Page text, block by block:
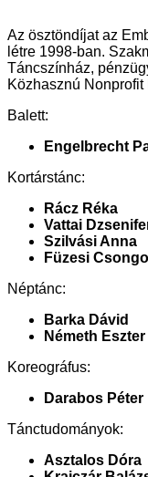
Az ösztöndíjat az
létre 1998-ban.
Táncszínház,
Közhasznú Nonprofit
Balett:
Engelbrecht
Kortárstánc:
Rácz Réka
Vattai
Szilvási Anna
Füzesi
Néptánc:
Barka Dávid
Németh Eszter
Koreográfus:
Darabos Péter
Tánctudományok:
Asztalos Dóra